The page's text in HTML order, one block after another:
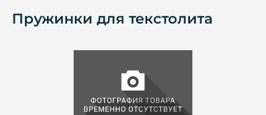
Пружинки для текстолита